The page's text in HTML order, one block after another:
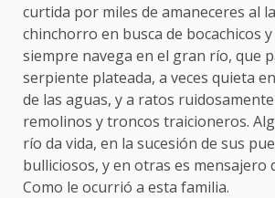
curtida por miles de amaneceres al
chinchorro en busca de bocachicos
siempre navega en el gran río, que
serpiente plateada, a veces quieta
de las aguas, y a ratos
remolinos y troncos traicioneros.
río da vida, en la sucesión de sus
bulliciosos, y en otras es mensajero
Como le ocurrió a esta familia.